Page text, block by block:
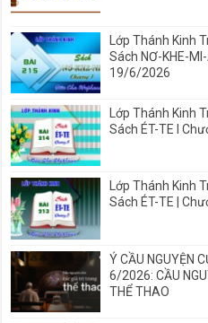
Lớp Thánh Kinh
Sách NƠ-KHE-
19/6/2026
Lớp Thánh Kinh
Sách ÉT-TE I
Lớp Thánh Kinh
Sách ÉT-TE |
Ý CẦU NGUYỆN
6/2026: CẦU
THỂ THAO